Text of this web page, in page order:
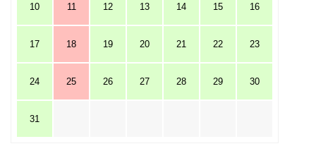
10 11 12 13 14 15 16
17 18 19 20 21 22 23
24 25 26 27 28 29 30
31